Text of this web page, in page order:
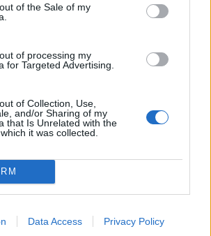
of the Sale of my
of processing my
for Targeted Advertising.
of Collection, Use,
and/or Sharing of my
that Is Unrelated with the
it was collected.
Data Access Privacy Policy
επίσης